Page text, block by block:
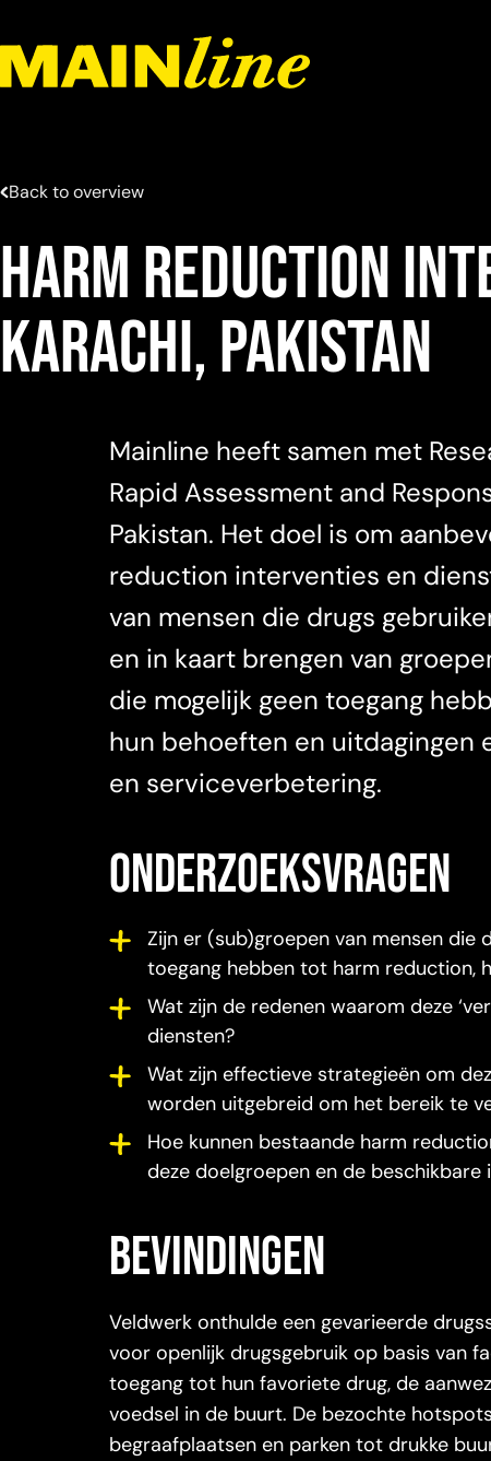
Back to overview
Harm reduction
Karachi, Pakistan
Mainline heeft samen met
Rapid Assessment and
Pakistan. Het doel is om
reduction interventies en
van mensen die drugs
en in kaart brengen van
die mogelijk geen toegang
hun behoeften en uitdagingen
en serviceverbetering.
onderzoeksvragen
Zijn er (sub)groepen van mensen die
toegang hebben tot harm reduction,
Wat zijn de redenen waarom deze
diensten?
Wat zijn effectieve strategieën om
worden uitgebreid om het bereik te
Hoe kunnen bestaande harm
deze doelgroepen en de
bevindingen
Veldwerk onthulde een gevarieerde
voor openlijk drugsgebruik op basis van
toegang tot hun favoriete drug, de
voedsel in de buurt. De bezochte
begraafplaatsen en parken tot drukke